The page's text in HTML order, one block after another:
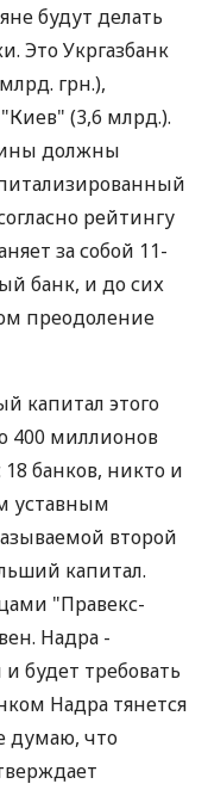
будут делать
Это Укргазбанк
грн.),
(3,6 млрд.).
должны
рейтингу
за собой 11-
банк, и до сих
преодоление
капитал этого
400 миллионов
банков, никто и
уставным
второй
капитал.
"Правекс-
Надра -
будет требовать
Надра тянется
думаю, что